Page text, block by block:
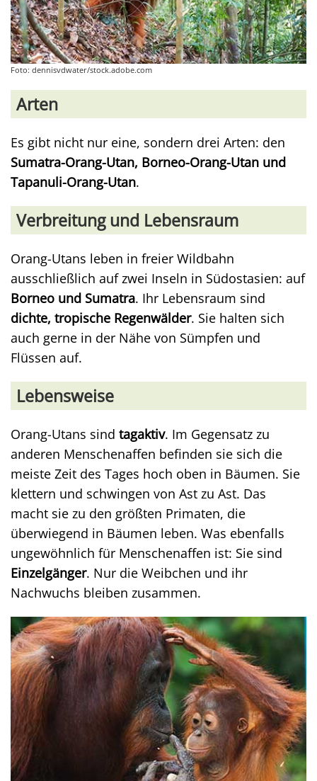
Foto: dennisvdwater/stock.adobe.com
Arten
Es gibt nicht nur eine, sondern drei Arten: den
Sumatra-Orang-Utan, Borneo-Orang-Utan und
Tapanuli-Orang-Utan.
Verbreitung und Lebensraum
Orang-Utans leben in freier Wildbahn
ausschließlich auf zwei Inseln in Südostasien: auf
Borneo und Sumatra. Ihr Lebensraum sind
dichte, tropische Regenwälder. Sie halten sich
auch gerne in der Nähe von Sümpfen und
Flüssen auf.
Lebensweise
Orang-Utans sind tagaktiv. Im Gegensatz zu
anderen Menschenaffen befinden sie sich die
meiste Zeit des Tages hoch oben in Bäumen. Sie
klettern und schwingen von Ast zu Ast. Das
macht sie zu den größten Primaten, die
überwiegend in Bäumen leben. Was ebenfalls
ungewöhnlich für Menschenaffen ist: Sie sind
Einzelgänger. Nur die Weibchen und ihr
Nachwuchs bleiben zusammen.